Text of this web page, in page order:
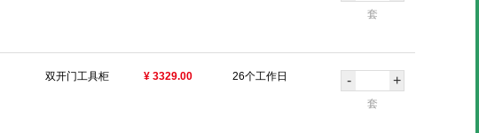
套
双开门工具柜 ¥ 3329.00 26个工作日 - +
套